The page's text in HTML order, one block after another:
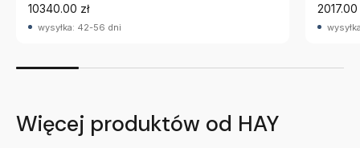
10340.00 zł
wysyłka: 42-56 dni
2017.00
Więcej produktów od HAY